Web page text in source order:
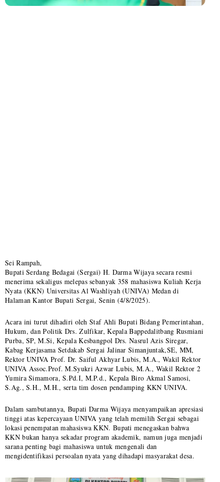
Sei Rampah,
Bupati Serdang Bedagai (Sergai) H. Darma Wijaya secara resmi
menerima sekaligus melepas sebanyak 358 mahasiswa Kuliah Kerja
Nyata (KKN) Universitas Al Washliyah (UNIVA) Medan di
Halaman Kantor Bupati Sergai, Senin (4/8/2025).
Acara ini turut dihadiri oleh Staf Ahli Bupati Bidang Pemerintahan,
Hukum, dan Politik Drs. Zulfikar, Kepala Bappedalitbang Rusmiani
Purba, SP, M.Si, Kepala Kesbangpol Drs. Nasrul Azis Siregar,
Kabag Kerjasama Setdakab Sergai Jalinar Simanjuntak,SE, MM,
Rektor UNIVA Prof. Dr. Saiful Akhyar Lubis, M.A., Wakil Rektor
UNIVA Assoc.Prof. M.Syukri Azwar Lubis, M.A., Wakil Rektor 2
Yumira Simamora, S.Pd.I, M.P.d., Kepala Biro Akmal Samosi,
S.Ag., S.H., M.H., serta tim dosen pendamping KKN UNIVA.
Dalam sambutannya, Bupati Darma Wijaya menyampaikan apresiasi
tinggi atas kepercayaan UNIVA yang telah memilih Sergai sebagai
lokasi penempatan mahasiswa KKN. Bupati menegaskan bahwa
KKN bukan hanya sekadar program akademik, namun juga menjadi
sarana penting bagi mahasiswa untuk mengenali dan
mengidentifikasi persoalan nyata yang dihadapi masyarakat desa.